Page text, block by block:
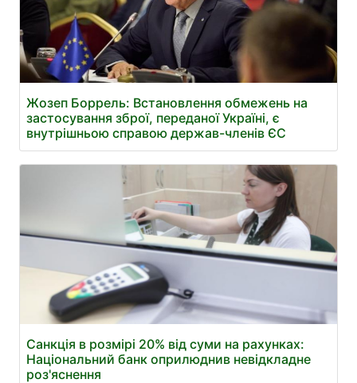
Жозеп Боррель: Встановлення обмежень на
застосування зброї, переданої Україні, є
внутрішньою справою держав-членів ЄС
Санкція в розмірі 20% від суми на рахунках:
Національний банк оприлюднив невідкладне
роз'яснення